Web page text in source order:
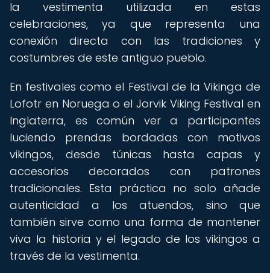
la vestimenta utilizada en estas
celebraciones, ya que representa una
conexión directa con las tradiciones y
costumbres de este antiguo pueblo.
En festivales como el Festival de la Vikinga de
Lofotr en Noruega o el Jorvik Viking Festival en
Inglaterra, es común ver a participantes
luciendo prendas bordadas con motivos
vikingos, desde túnicas hasta capas y
accesorios decorados con patrones
tradicionales. Esta práctica no solo añade
autenticidad a los atuendos, sino que
también sirve como una forma de mantener
viva la historia y el legado de los vikingos a
través de la vestimenta.